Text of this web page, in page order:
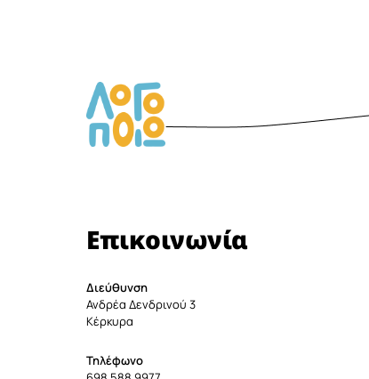
Επικοινωνία
Διεύθυνση
Ανδρέα Δενδρινού 3
Κέρκυρα
Τηλέφωνο